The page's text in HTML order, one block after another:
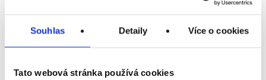
Souhlas Detaily Více o cookies
Tato webová stránka používá cookies
Zpět